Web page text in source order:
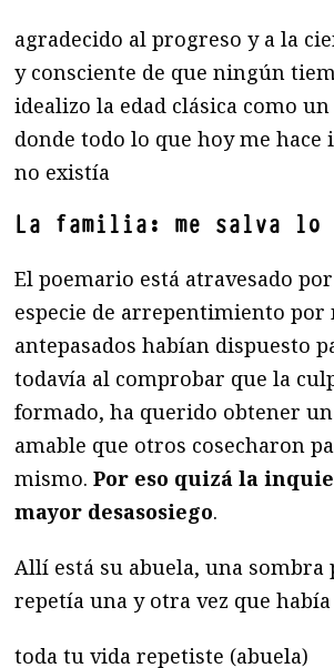
agradecido al progreso y a la
y consciente de que ningún
idealizo la edad clásica como
donde todo lo que hoy me hace
no existía
La familia: me salva lo
El poemario está atravesado
especie de arrepentimiento
antepasados habían dispuesto
todavía al comprobar que la
formado, ha querido obtener
amable que otros cosecharon
mismo. Por eso quizá la
mayor desasosiego.
Allí está su abuela, una
repetía una y otra vez que
toda tu vida repetiste (abuela)